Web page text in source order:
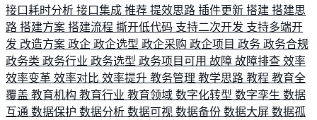
接口耗时分析 接口集成 推荐 提效思路 插件更新 搭建 搭建思
路 搭建方案 搭建流程 撕开低代码 支持二次开发 支持多端开
发 改造方案 政企 政企选型 政企采购 政企项目 政务 政务合规
政务类 政务行业 政务选型 政务项目可用 故障 故障排查 效率
效率变革 效率对比 效率提升 教务管理 教学思路 教程 教育全
覆盖 教育机构 教育行业 教育领域 数字化转型 数字孪生 数据
互通 数据保护 数据分析 数据可视 数据备份 数据大屏 数据孤